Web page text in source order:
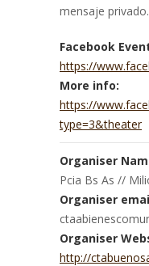
mensaje privado.
Facebook
https://
More info:
https://
type=3&theater
Organiser
Pcia Bs As //
Organiser
Organiser
http://